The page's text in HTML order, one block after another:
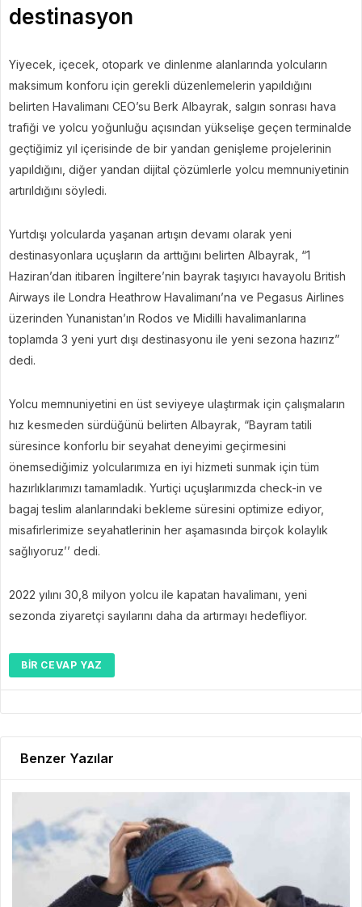
destinasyon
Yiyecek, içecek, otopark ve dinlenme alanlarında yolcuların
maksimum konforu için gerekli düzenlemelerin yapıldığını
belirten Havalimanı CEO’su Berk Albayrak, salgın sonrası hava
trafiği ve yolcu yoğunluğu açısından yükselişe geçen terminalde
geçtiğimiz yıl içerisinde de bir yandan genişleme projelerinin
yapıldığını, diğer yandan dijital çözümlerle yolcu memnuniyetinin
artırıldığını söyledi.
Yurtdışı yolcularda yaşanan artışın devamı olarak yeni
destinasyonlara uçuşların da arttığını belirten Albayrak, “1
Haziran’dan itibaren İngiltere’nin bayrak taşıyıcı havayolu British
Airways ile Londra Heathrow Havalimanı’na ve Pegasus Airlines
üzerinden Yunanistan’ın Rodos ve Midilli havalimanlarına
toplamda 3 yeni yurt dışı destinasyonu ile yeni sezona hazırız”
dedi.
Yolcu memnuniyetini en üst seviyeye ulaştırmak için çalışmaların
hız kesmeden sürdüğünü belirten Albayrak, “Bayram tatili
süresince konforlu bir seyahat deneyimi geçirmesini
önemsediğimiz yolcularımıza en iyi hizmeti sunmak için tüm
hazırlıklarımızı tamamladık. Yurtiçi uçuşlarımızda check-in ve
bagaj teslim alanlarındaki bekleme süresini optimize ediyor,
misafirlerimize seyahatlerinin her aşamasında birçok kolaylık
sağlıyoruz’’ dedi.
2022 yılını 30,8 milyon yolcu ile kapatan havalimanı, yeni
sezonda ziyaretçi sayılarını daha da artırmayı hedefliyor.
BIR CEVAP YAZ
Benzer Yazılar